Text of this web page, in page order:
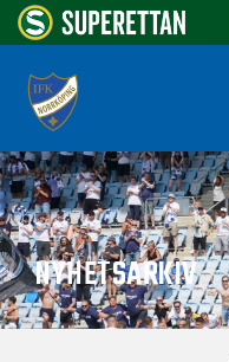
NYHETSARKIV